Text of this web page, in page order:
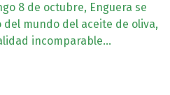
8 de octubre, Enguera se
mundo del aceite de oliva,
incomparable…